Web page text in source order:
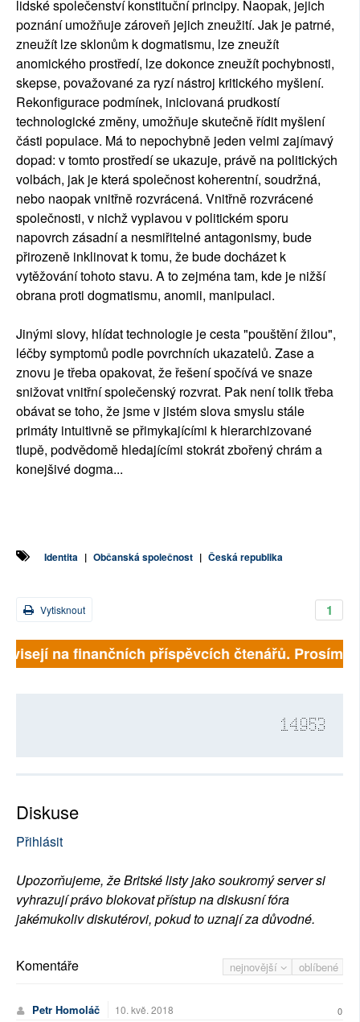
lidské společenství konstituční principy. Naopak, jejich
poznání umožňuje zároveň jejich zneužití. Jak je patrné,
zneužít lze sklonům k dogmatismu, lze zneužít
anomického prostředí, lze dokonce zneužít pochybnosti,
skepse, považované za ryzí nástroj kritického myšlení.
Rekonfigurace podmínek, iniciovaná prudkostí
technologické změny, umožňuje skutečně řídit myšlení
části populace. Má to nepochybně jeden velmi zajímavý
dopad: v tomto prostředí se ukazuje, právě na politických
volbách, jak je která společnost koherentní, soudržná,
nebo naopak vnitřně rozvrácená. Vnitřně rozvrácené
společnosti, v nichž vyplavou v politickém sporu
napovrch zásadní a nesmiřitelné antagonismy, bude
přirozeně inklinovat k tomu, že bude docházet k
vytěžování tohoto stavu. A to zejména tam, kde je nižší
obrana proti dogmatismu, anomii, manipulaci.
Jinými slovy, hlídat technologie je cesta "pouštění žilou",
léčby symptomů podle povrchních ukazatelů. Zase a
znovu je třeba opakovat, že řešení spočívá ve snaze
snižovat vnitřní společenský rozvrat. Pak není tolik třeba
obávat se toho, že jsme v jistém slova smyslu stále
primáty intuitivně se přimykajícími k hierarchizované
tlupě, podvědomě hledajícími stokrát zbořený chrám a
konejšivé dogma...
Identita | Občanská společnost | Česká republika
1
Vytisknout
na finančních příspěvcích čtenářů. Prosíme,
14953
Diskuse
Přihlásit
Upozorňujeme, že Britské listy jako soukromý server si
vyhrazují právo blokovat přístup na diskusní fóra
jakémukoliv diskutérovi, pokud to uznají za důvodné.
nejnovější oblíbené
Komentáře
Petr Homoláč 10. kvě. 2018 0